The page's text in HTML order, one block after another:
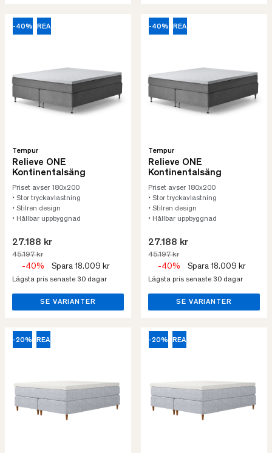
-40% REA
Tempur
Relieve ONE
Kontinentalsäng
Priset avser 180x200
• Stor tryckavlastning
• Stilren design
• Hållbar uppbyggnad
27.188 kr
45.197 kr
-40% Spara 18.009 kr
Lägsta pris senaste 30 dagar
SE VARIANTER
-40% REA
Tempur
Relieve ONE
Kontinentalsäng
Priset avser 180x200
• Stor tryckavlastning
• Stilren design
• Hållbar uppbyggnad
27.188 kr
45.197 kr
-40% Spara 18.009 kr
Lägsta pris senaste 30 dagar
SE VARIANTER
-20% REA -20% REA